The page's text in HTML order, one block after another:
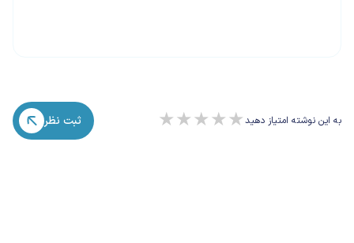
ثبت نظر به این نوشته امتیاز دهید★
★
★
★
★